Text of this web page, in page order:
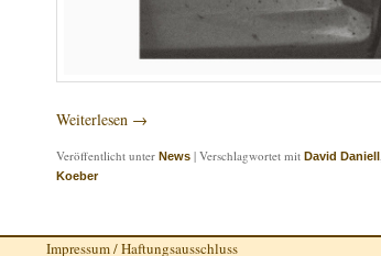
Weiterlesen →
Veröffentlicht unter News | Verschlagwortet mit David Daniell
Koeber
Impressum / Haftungsausschluss